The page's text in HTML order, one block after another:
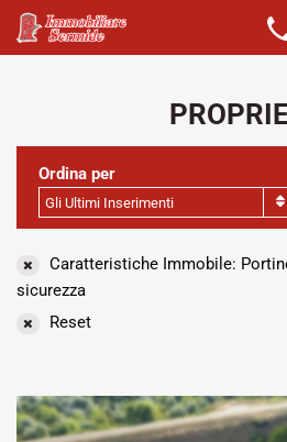
Ordina per
Gli Ultimi Inserimenti
Caratteristiche Immobile:
sicurezza
Reset